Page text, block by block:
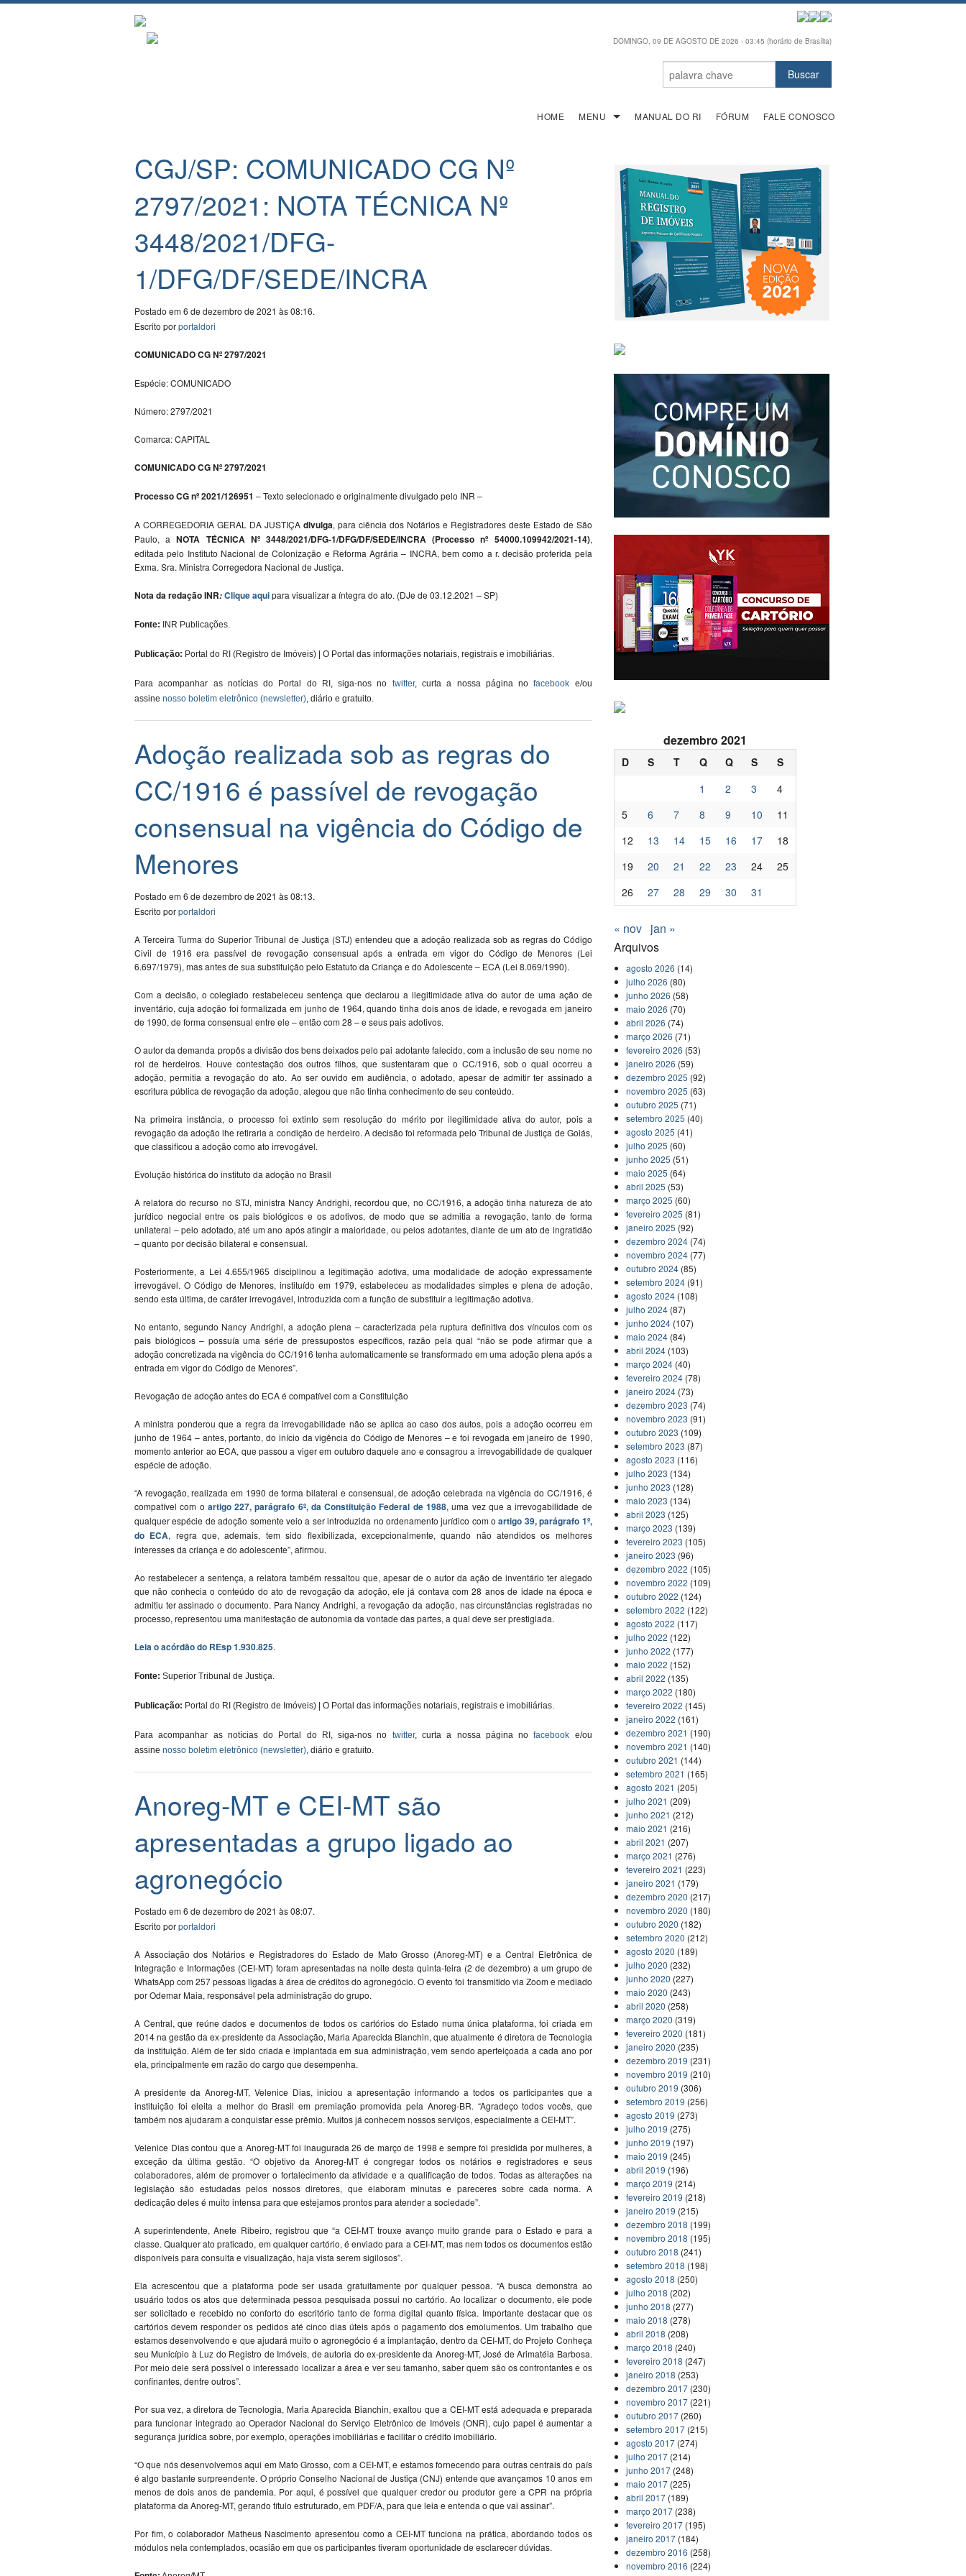
DOMINGO, 09 DE AGOSTO DE 2026 - 03:45 (horário de Brasília)
HOME MENU MANUAL DO RI FÓRUM FALE CONOSCO
CGJ/SP: COMUNICADO CG Nº
2797/2021: NOTA TÉCNICA Nº
3448/2021/DFG-
1/DFG/DF/SEDE/INCRA
Postado em 6 de dezembro de 2021 às 08:16.
Escrito porportaldori
COMUNICADO CG Nº 2797/2021
Espécie: COMUNICADO
Número: 2797/2021
Comarca: CAPITAL
COMUNICADO CG Nº 2797/2021
Processo CG nº 2021/126951 – Texto selecionado e originalmente divulgado pelo INR –
A CORREGEDORIA GERAL DA JUSTIÇA divulga, para ciência dos Notários e Registradores deste Estado de São
Paulo, aNOTA TÉCNICA Nº 3448/2021/DFG-1/DFG/DF/SEDE/INCRA (Processo nº 54000.109942/2021-14),
editada pelo Instituto Nacional de Colonização e Reforma Agrária – INCRA, bem como a r. decisão proferida pela
Exma. Sra. Ministra Corregedora Nacional de Justiça.
Nota da redaçãoINR:Clique aquipara visualizar a íntegra do ato. (DJe de 03.12.2021 – SP)
Fonte: INR Publicações.
Publicação: Portal do RI (Registro de Imóveis) | O Portal das informações notariais, registrais e imobiliárias.
Para acompanhar as notícias do Portal do RI, siga-nos no twitter, curta a nossa página nofacebook e/ou
assine nosso boletim eletrônico (newsletter), diário e gratuito.
Adoção realizada sob as regras do
CC/1916 é passível de revogação
consensual na vigência do Código de
Menores
Postado em 6 de dezembro de 2021 às 08:13.
Escrito porportaldori
​A Terceira Turma do Superior Tribunal de Justiça (STJ) entendeu que a adoção realizada sob as regras do Código
Civil de 1916 era passível de revogação consensual após a entrada em vigor do Código de Menores (Lei
6.697/1979), mas antes de sua substituição pelo Estatuto da Criança e do Adolescente – ECA (Lei 8.069/1990).
Com a decisão, o colegiado restabeleceu sentença que declarou a ilegitimidade ativa do autor de uma ação de
inventário, cuja adoção foi formalizada em junho de 1964, quando tinha dois anos de idade, e revogada em janeiro
de 1990, de forma consensual entre ele – então com 28 – e seus pais adotivos.
O autor da demanda propôs a divisão dos bens deixados pelo pai adotante falecido, com a inclusão de seu nome no
rol de herdeiros. Houve contestação dos outros filhos, que sustentaram que o CC/1916, sob o qual ocorreu a
adoção, permitia a revogação do ato. Ao ser ouvido em audiência, o adotado, apesar de admitir ter assinado a
escritura pública de revogação da adoção, alegou que não tinha conhecimento de seu conteúdo.
Na primeira instância, o processo foi extinto sem resolução do mérito por ilegitimidade ativa do autor, pois a
revogação da adoção lhe retiraria a condição de herdeiro. A decisão foi reformada pelo Tribunal de Justiça de Goiás,
que classificou a adoção como ato irrevogável.
Evolução histórica do instituto da adoção no Brasil
A relatora do recurso no STJ, ministra Nancy Andrighi, recordou que, no CC/1916, a adoção tinha natureza de ato
jurídico negocial entre os pais biológicos e os adotivos, de modo que se admitia a revogação, tanto de forma
unilateral – pelo adotado, até um ano após atingir a maioridade, ou pelos adotantes, diante de um ato de ingratidão
– quanto por decisão bilateral e consensual.
Posteriormente, a Lei 4.655/1965 disciplinou a legitimação adotiva, uma modalidade de adoção expressamente
irrevogável. O Código de Menores, instituído em 1979, estabeleceu as modalidades simples e plena de adoção,
sendo esta última, de caráter irrevogável, introduzida com a função de substituir a legitimação adotiva.
No entanto, segundo Nancy Andrighi, a adoção plena – caracterizada pela ruptura definitiva dos vínculos com os
pais biológicos – possuía uma série de pressupostos específicos, razão pela qual “não se pode afirmar que a
adoção concretizada na vigência do CC/1916 tenha automaticamente se transformado em uma adoção plena após a
entrada em vigor do Código de Menores”.
Revogação de adoção antes do ECA é compatível com a Constituição
A ministra ponderou que a regra da irrevogabilidade não se aplica ao caso dos autos, pois a adoção ocorreu em
junho de 1964 – antes, portanto, do início da vigência do Código de Menores – e foi revogada em janeiro de 1990,
momento anterior ao ECA, que passou a viger em outubro daquele ano e consagrou a irrevogabilidade de qualquer
espécie de adoção.
“A revogação, realizada em 1990 de forma bilateral e consensual, de adoção celebrada na vigência do CC/1916, é
compatível com o artigo 227, parágrafo 6º, da Constituição Federal de 1988, uma vez que a irrevogabilidade de
qualquer espécie de adoção somente veio a ser introduzida no ordenamento jurídico com oartigo 39, parágrafo 1º,
do ECA, regra que, ademais, tem sido flexibilizada, excepcionalmente, quando não atendidos os melhores
interesses da criança e do adolescente”, afirmou.
Ao restabelecer a sentença, a relatora também ressaltou que, apesar de o autor da ação de inventário ter alegado
que não conhecia o conteúdo do ato de revogação da adoção, ele já contava com 28 anos de idade na época e
admitiu ter assinado o documento. Para Nancy Andrighi, a revogação da adoção, nas circunstâncias registradas no
processo, representou uma manifestação de autonomia da vontade das partes, a qual deve ser prestigiada.
Leia o acórdão do REsp 1.930.825.
Fonte: Superior Tribunal de Justiça.
Publicação: Portal do RI (Registro de Imóveis) | O Portal das informações notariais, registrais e imobiliárias.
Para acompanhar as notícias do Portal do RI, siga-nos no twitter, curta a nossa página nofacebook e/ou
assine nosso boletim eletrônico (newsletter), diário e gratuito.
Anoreg-MT e CEI-MT são
apresentadas a grupo ligado ao
agronegócio
Postado em 6 de dezembro de 2021 às 08:07.
Escrito porportaldori
A Associação dos Notários e Registradores do Estado de Mato Grosso (Anoreg-MT) e a Central Eletrônica de
Integração e Informações (CEI-MT) foram apresentadas na noite desta quinta-feira (2 de dezembro) a um grupo de
WhatsApp com 257 pessoas ligadas à área de créditos do agronegócio. O evento foi transmitido via Zoom e mediado
por Odemar Maia, responsável pela administração do grupo.
A Central, que reúne dados e documentos de todos os cartórios do Estado numa única plataforma, foi criada em
2014 na gestão da ex-presidente da Associação, Maria Aparecida Bianchin, que atualmente é diretora de Tecnologia
da instituição. Além de ter sido criada e implantada em sua administração, vem sendo aperfeiçoada a cada ano por
ela, principalmente em razão do cargo que desempenha.
A presidente da Anoreg-MT, Velenice Dias, iniciou a apresentação informando a todos os participantes que a
instituição foi eleita a melhor do Brasil em premiação promovida pela Anoreg-BR. “Agradeço todos vocês, que
também nos ajudaram a conquistar esse prêmio. Muitos já conhecem nossos serviços, especialmente a CEI-MT”.
Velenice Dias contou que a Anoreg-MT foi inaugurada 26 de março de 1998 e sempre foi presidida por mulheres, à
exceção da última gestão. “O objetivo da Anoreg-MT é congregar todos os notários e registradores e seus
colaboradores, além de promover o fortalecimento da atividade e a qualificação de todos. Todas as alterações na
legislação são estudadas pelos nossos diretores, que elaboram minutas e pareceres sobre cada norma. A
dedicação deles é muito intensa para que estejamos prontos para atender a sociedade”.
A superintendente, Anete Ribeiro, registrou que “a CEI-MT trouxe avanço muito grande para o Estado e para a
classe. Qualquer ato praticado, em qualquer cartório, é enviado para a CEI-MT, mas nem todos os documentos estão
disponíveis para consulta e visualização, haja vista serem sigilosos”.
Ela acrescentou que a plataforma pode ser usada gratuitamente por qualquer pessoa. “A busca demonstra ao
usuário todos os atos que determinada pessoa pesquisada possui no cartório. Ao localizar o documento, ele pode
ser solicitado e recebido no conforto do escritório tanto de forma digital quanto física. Importante destacar que os
cartórios devem responder os pedidos até cinco dias úteis após o pagamento dos emolumentos. Um trabalho que
estamos desenvolvendo e que ajudará muito o agronegócio é a implantação, dentro da CEI-MT, do Projeto Conheça
seu Município à Luz do Registro de Imóveis, de autoria do ex-presidente da Anoreg-MT, José de Arimatéia Barbosa.
Por meio dele será possível o interessado localizar a área e ver seu tamanho, saber quem são os confrontantes e os
confinantes, dentre outros”.
Por sua vez, a diretora de Tecnologia, Maria Aparecida Bianchin, exaltou que a CEI-MT está adequada e preparada
para funcionar integrado ao Operador Nacional do Serviço Eletrônico de Imóveis (ONR), cujo papel é aumentar a
segurança jurídica sobre, por exemplo, operações imobiliárias e facilitar o crédito imobiliário.
“O que nós desenvolvemos aqui em Mato Grosso, com a CEI-MT, e estamos fornecendo para outras centrais do país
é algo bastante surpreendente. O próprio Conselho Nacional de Justiça (CNJ) entende que avançamos 10 anos em
menos de dois anos de pandemia. Por aqui, é possível que qualquer credor ou produtor gere a CPR na própria
plataforma da Anoreg-MT, gerando título estruturado, em PDF/A, para que leia e entenda o que vai assinar”.
Por fim, o colaborador Matheus Nascimento apresentou como a CEI-MT funciona na prática, abordando todos os
módulos nela contemplados, ocasião em que os participantes tiveram oportunidade de esclarecer dúvidas.
dezembro 2021
D S T Q Q S
S
1
2 3
4
5
6 7 8 9 10
11
12
13 14 15 16 17
18
19
20 21 22 23 24
25
26
27 28 29 30 31
« nov jan »
Arquivos
agosto 2026 (14)
julho 2026 (80)
junho 2026 (58)
maio 2026 (70)
abril 2026 (74)
março 2026 (71)
fevereiro 2026 (53)
janeiro 2026 (59)
dezembro 2025 (92)
novembro 2025 (63)
outubro 2025 (71)
setembro 2025 (40)
agosto 2025 (41)
julho 2025 (60)
junho 2025 (51)
maio 2025 (64)
abril 2025 (53)
março 2025 (60)
fevereiro 2025 (81)
janeiro 2025 (92)
dezembro 2024 (74)
novembro 2024 (77)
outubro 2024 (85)
setembro 2024 (91)
agosto 2024 (108)
julho 2024 (87)
junho 2024 (107)
maio 2024 (84)
abril 2024 (103)
março 2024 (40)
fevereiro 2024 (78)
janeiro 2024 (73)
dezembro 2023 (74)
novembro 2023 (91)
outubro 2023 (109)
setembro 2023 (87)
agosto 2023 (116)
julho 2023 (134)
junho 2023 (128)
maio 2023 (134)
abril 2023 (125)
março 2023 (139)
fevereiro 2023 (105)
janeiro 2023 (96)
dezembro 2022 (105)
novembro 2022 (109)
outubro 2022 (124)
setembro 2022 (122)
agosto 2022 (117)
julho 2022 (122)
junho 2022 (177)
maio 2022 (152)
abril 2022 (135)
março 2022 (180)
fevereiro 2022 (145)
janeiro 2022 (161)
dezembro 2021 (190)
novembro 2021 (140)
outubro 2021 (144)
setembro 2021 (165)
agosto 2021 (205)
julho 2021 (209)
junho 2021 (212)
maio 2021 (216)
abril 2021 (207)
março 2021 (276)
fevereiro 2021 (223)
janeiro 2021 (179)
dezembro 2020 (217)
novembro 2020 (180)
outubro 2020 (182)
setembro 2020 (212)
agosto 2020 (189)
julho 2020 (232)
junho 2020 (227)
maio 2020 (243)
abril 2020 (258)
março 2020 (319)
fevereiro 2020 (181)
janeiro 2020 (235)
dezembro 2019 (231)
novembro 2019 (210)
outubro 2019 (306)
setembro 2019 (256)
agosto 2019 (273)
julho 2019 (275)
junho 2019 (197)
maio 2019 (245)
abril 2019 (196)
março 2019 (214)
fevereiro 2019 (218)
janeiro 2019 (215)
dezembro 2018 (199)
novembro 2018 (195)
outubro 2018 (241)
setembro 2018 (198)
agosto 2018 (250)
julho 2018 (202)
junho 2018 (277)
maio 2018 (278)
abril 2018 (208)
março 2018 (240)
fevereiro 2018 (247)
janeiro 2018 (253)
dezembro 2017 (230)
novembro 2017 (221)
outubro 2017 (260)
setembro 2017 (215)
agosto 2017 (274)
julho 2017 (214)
junho 2017 (248)
maio 2017 (225)
abril 2017 (189)
março 2017 (238)
fevereiro 2017 (195)
janeiro 2017 (184)
dezembro 2016 (258)
novembro 2016 (224)